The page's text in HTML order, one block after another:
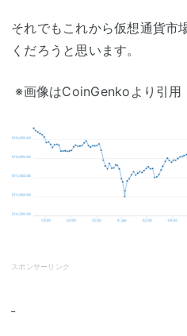
それでもこれから仮想通貨市
くだろうと思います。
※画像はCoinGenkoより引用
スポンサーリンク